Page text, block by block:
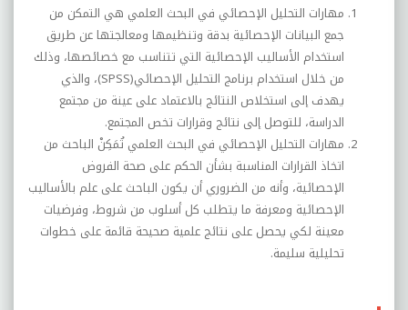
مهارات التحليل الإحصائي في البحث العلمي هي التمكن من
جمع البيانات الإحصائية بدقة وتنظيمها ومعالجتها عن طريق
استخدام الأساليب الإحصائية التي تتناسب مع خصائصها، وذلك
من خلال استخدام برنامج التحليل الإحصائي(SPSS)، والذي
يهدف إلى استخلاص النتائج بالاعتماد على عينة من مجتمع
الدراسة، للتوصل إلى نتائج وقرارات تخص المجتمع.
مهارات التحليل الإحصائي في البحث العلمي تُمَكِنْ الباحث من
اتخاذ القرارات المناسبة بشأن الحكم على صحة الفروض
الإحصائية، وأنه من الضروري أن يكون الباحث على علم بالأساليب
الإحصائية ومعرفة ما يتطلب كل أسلوب من شروط، وفرضيات
معينة لكي يحصل على نتائج علمية صحيحة قائمة على خطوات
تحليلية سليمة.